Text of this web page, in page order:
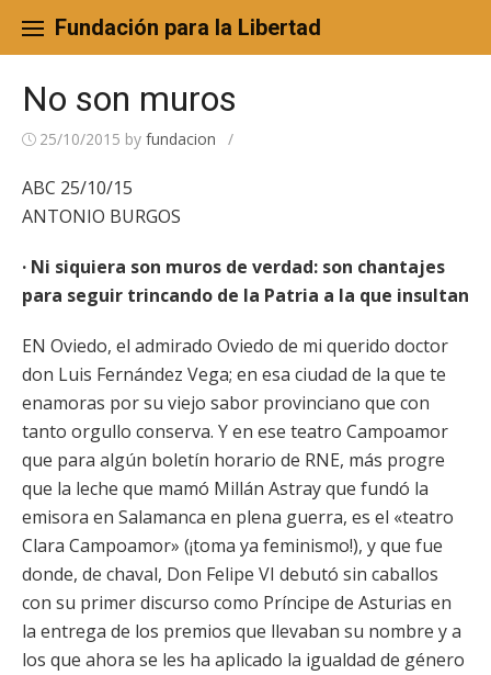
content
Fundación para la Libertad
No son muros
25/10/2015 by fundacion /
ABC 25/10/15
ANTONIO BURGOS
· Ni siquiera son muros de verdad: son chantajes
para seguir trincando de la Patria a la que insultan
EN Oviedo, el admirado Oviedo de mi querido doctor
don Luis Fernández Vega; en esa ciudad de la que te
enamoras por su viejo sabor provinciano que con
tanto orgullo conserva. Y en ese teatro Campoamor
que para algún boletín horario de RNE, más progre
que la leche que mamó Millán Astray que fundó la
emisora en Salamanca en plena guerra, es el «teatro
Clara Campoamor» (¡toma ya feminismo!), y que fue
donde, de chaval, Don Felipe VI debutó sin caballos
con su primer discurso como Príncipe de Asturias en
la entrega de los premios que llevaban su nombre y a
los que ahora se les ha aplicado la igualdad de género